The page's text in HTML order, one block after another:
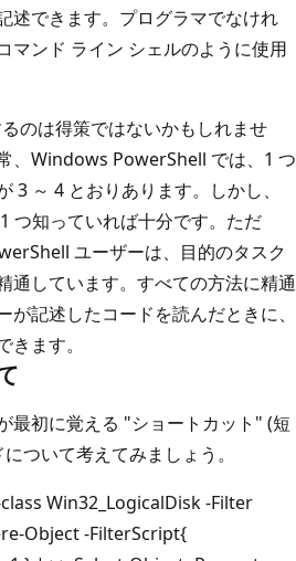
述できます。プログラマでなけれ
マンド ライン シェルのように使用
のは得策ではないかもしれませ
、Windows PowerShell では、1 つ
3 ～ 4 とおりあります。しかし、
つ知っていれば十分です。ただ
ユーザーは、目的のタスク
通しています。すべての方法に精通
が記述したコードを読んだときに、
ます。
最初に覚える "ショートカット" (短
ついて考えてみましょう。
Win32_LogicalDisk -Filter
Object -FilterScript{